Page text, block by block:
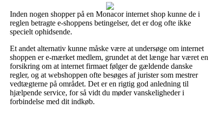
Inden nogen shopper på en Monacor internet shop kunne de i
reglen betragte e-shoppens betingelser, det er dog ofte ikke
specielt ophidsende.
Et andet alternativ kunne måske være at undersøge om internet
shoppen er e-mærket medlem, grundet at det længe har været en
forsikring om at internet firmaet følger de gældende danske
regler, og at webshoppen ofte besøges af jurister som mestrer
vedtægterne på området. Det er en rigtig god anledning til
hjælpende service, for så vidt du møder vanskeligheder i
forbindelse med dit indkøb.